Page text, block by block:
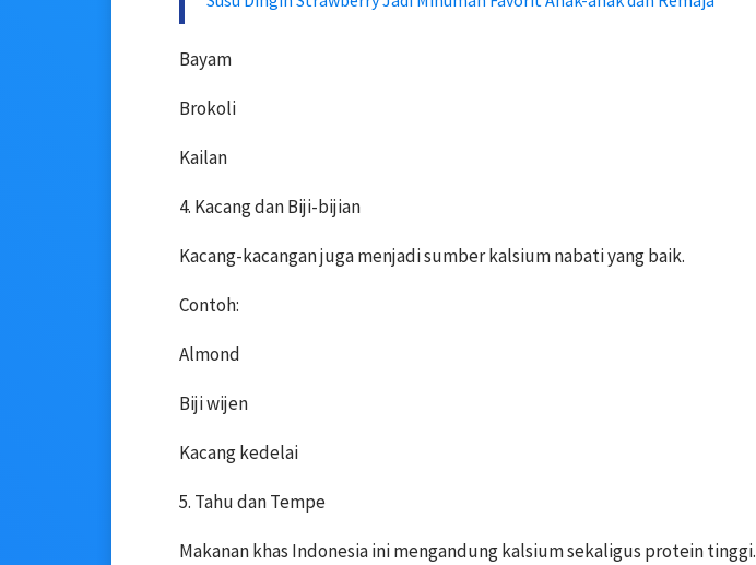
Bayam
Brokoli
Kailan
4. Kacang dan Biji-bijian
Kacang-kacangan juga menjadi sumber kalsium nabati yang baik.
Contoh:
Almond
Biji wijen
Kacang kedelai
5. Tahu dan Tempe
Makanan khas Indonesia ini mengandung kalsium sekaligus protein tinggi.